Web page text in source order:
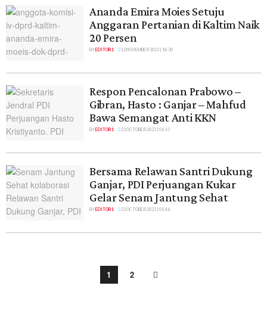
Ananda Emira Moies Setuju
Anggaran Pertanian di Kaltim Naik
20 Persen
BYEDITOR 1 12 NOVEMBER 2023 | 14:30
Respon Pencalonan Prabowo –
Gibran, Hasto : Ganjar – Mahfud
Bawa Semangat Anti KKN
BYEDITOR 1 23 OCTOBER 2023 | 06:13
Bersama Relawan Santri Dukung
Ganjar, PDI Perjuangan Kukar
Gelar Senam Jantung Sehat
BYEDITOR 1 22 OCTOBER 2023 | 05:46
1 2